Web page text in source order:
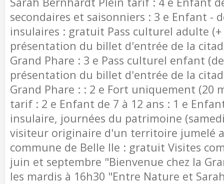
secondaires et saisonniers : 3 e Enfant -
insulaires : gratuit Pass culturel adulte (+
présentation du billet d'entrée de la
Grand Phare : 3 e Pass culturel enfant
présentation du billet d'entrée de la
Grand Phare : : 2 e Fort uniquement (20
tarif : 2 e Enfant de 7 à 12 ans : 1 e
insulaire, journées du patrimoine
visiteur originaire d'un territoire jumelé
commune de Belle Ile : gratuit Visites
juin et septembre "Bienvenue chez la
les mardis à 16h30 "Entre Nature et